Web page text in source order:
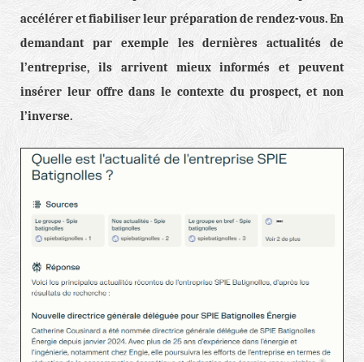
accélérer et fiabiliser leur préparation de rendez-vous. En
demandant par exemple les dernières actualités de
l’entreprise, ils arrivent mieux informés et peuvent
insérer leur offre dans le contexte du prospect, et non
l’inverse.